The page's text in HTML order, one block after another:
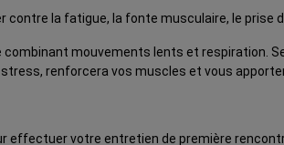
la fatigue, la fonte musculaire, le prise
mouvements lents et respiration.
renforcera vos muscles et vous
effectuer votre entretien de première